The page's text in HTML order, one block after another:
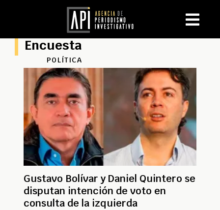
Encuesta
POLÍTICA
Gustavo Bolívar y Daniel Quintero se
disputan intención de voto en
consulta de la izquierda